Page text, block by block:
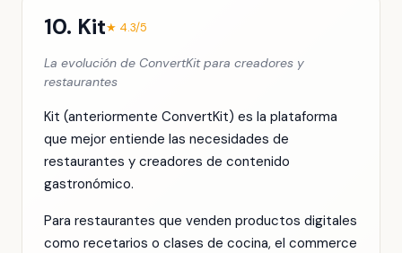
10. Kit★ 4.3/5
La evolución de ConvertKit para creadores y
restaurantes
Kit (anteriormente ConvertKit) es la plataforma
que mejor entiende las necesidades de
restaurantes y creadores de contenido
gastronómico.
Para restaurantes que venden productos digitales
como recetarios o clases de cocina, el commerce